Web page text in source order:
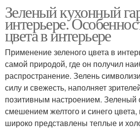
Зеленый кухонный
интерьере.
цвета в интерьере
Применение зеленого цвета в
самой природой, где он получил
распространение. Зелень
силу и свежесть, наполняет
позитивным настроением. Зеленый
смешением желтого и синего цвета,
широко представлены теплые и